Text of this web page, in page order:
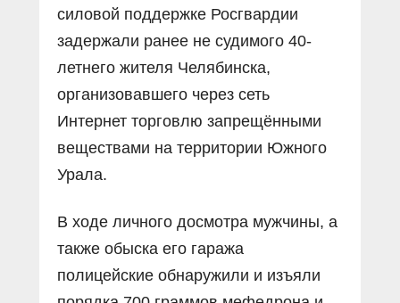
силовой поддержке Росгвардии
задержали ранее не судимого 40-
летнего жителя Челябинска,
организовавшего через сеть
Интернет торговлю запрещёнными
веществами на территории Южного
Урала.
В ходе личного досмотра мужчины, а
также обыска его гаража
полицейские обнаружили и изъяли